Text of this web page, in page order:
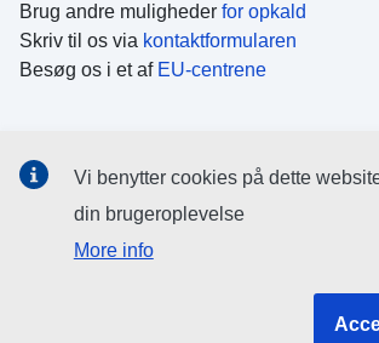
Brug andre muligheder for opkald
Skriv til os via kontaktformularen
Besøg os i et af EU-centrene
Søg efter EU's sider påsociale medier
EU-institutioner og -organer
Vi benytter cookies på dette
din brugeroplevelse
More info